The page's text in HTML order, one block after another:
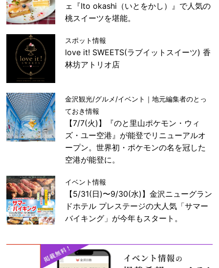
ェ『Ito okashi（いとをかし）』で人気の
桃スイーツを堪能。
スポット情報
love it! SWEETS(ラブイットスイーツ) 香
林坊アトリオ店
金沢観光/グルメ/イベント｜地元編集者のとっ
ておき情報
【7/7(火)】『のと里山ポケモン・ウィ
ズ・ユー空港』が能登でリニューアルオ
ープン。世界初・ポケモンの名を冠した
空港が能登に。
イベント情報
【5/31(日)〜9/30(水)】金沢ニューグラン
ドホテル プレステージの大人気「サマー
バイキング」が今年もスタート。